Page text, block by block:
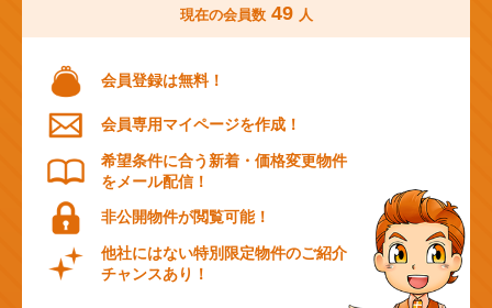
現在の会員数 49 人
会員登録は無料！
会員専用マイページを作成！
希望条件に合う新着・価格変更物件
をメール配信！
非公開物件が閲覧可能！
他社にはない特別限定物件のご紹介
チャンスあり！